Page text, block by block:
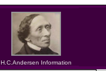
H.C.Andersen Information